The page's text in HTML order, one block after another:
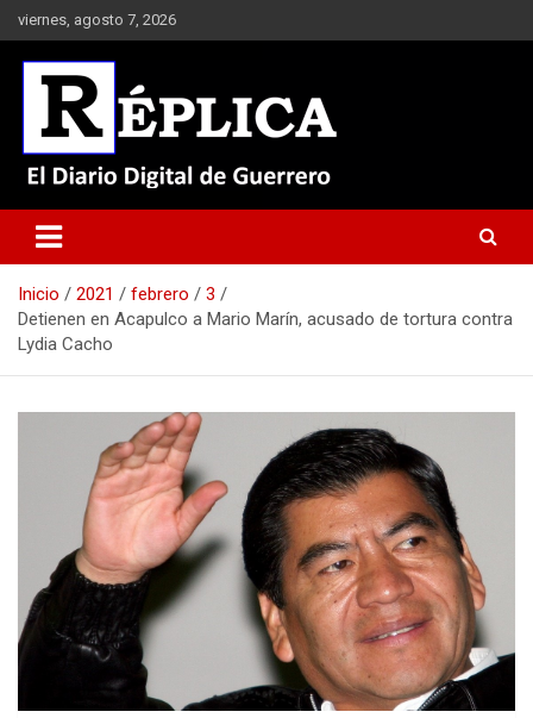
Saltar
al
contenido
viernes, agosto 7, 2026
Réplica
Inicio 2021 febrero
3
Detienen en Acapulco a Mario Marín, acusado de tortura contra
Lydia Cacho